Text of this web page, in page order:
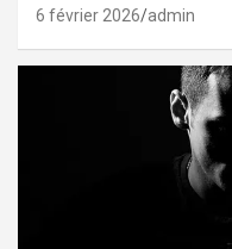
6 février 2026 admin